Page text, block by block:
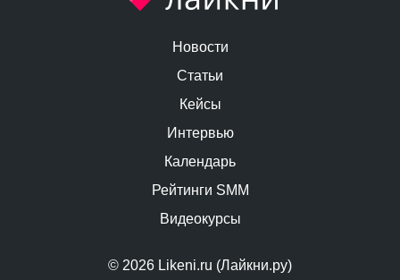
© 2026 Likeni.ru (Лайкни.ру)
Новости
Статьи
Кейсы
Интервью
Календарь
Рейтинги SMM
Видеокурсы